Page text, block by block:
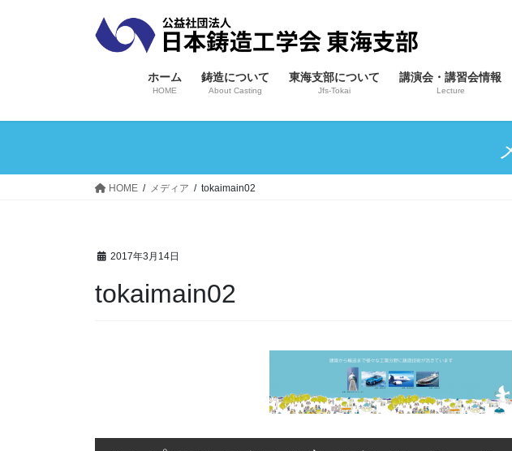
ス
ン
ホーム
HOME
鋳造について
About Casting
東海支部について
Jfs-Tokai
講演会・講習会情報
Lecture
HOME メディア tokaimain02
2017年3月14日
tokaimain02